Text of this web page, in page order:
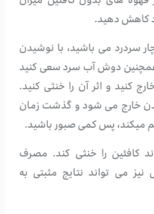
کاهش دهید.
سردرد می باشید، با نوشیدن
همچنین دوش آب سرد سعی کنید
کنید و اثر آن را خنثی کنید.
خارج می شود و گذشت زمان
کم میکند، پس کمی صبور باشید.
کافئین را خنثی کند. مصرف
می تواند نتایج مثبتی به